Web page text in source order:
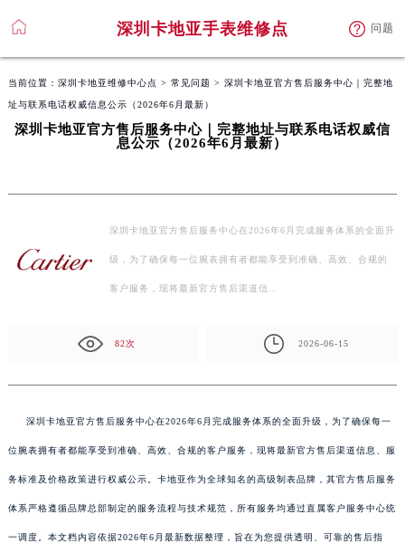
深圳卡地亚手表维修点 问题
当前位置： 深圳卡地亚维修中心点 > 常见问题 > 深圳卡地亚官方售后服务中心｜完整地
址与联系电话权威信息公示（2026年6月最新）
深圳卡地亚官方售后服务中心｜完整地址与联系电话权威信
息公示（2026年6月最新）
深圳卡地亚官方售后服务中心在2026年6月完成服务体系的全面升
级，为了确保每一位腕表拥有者都能享受到准确、高效、合规的
客户服务，现将最新官方售后渠道信…
82次 2026-06-15
深圳卡地亚官方售后服务中心在2026年6月完成服务体系的全面升级，为了确保每一
位腕表拥有者都能享受到准确、高效、合规的客户服务，现将最新官方售后渠道信息、服
务标准及价格政策进行权威公示。卡地亚作为全球知名的高级制表品牌，其官方售后服务
体系严格遵循品牌总部制定的服务流程与技术规范，所有服务均通过直属客户服务中心统
一调度。本文档内容依据2026年6月最新数据整理，旨在为您提供透明、可靠的售后指